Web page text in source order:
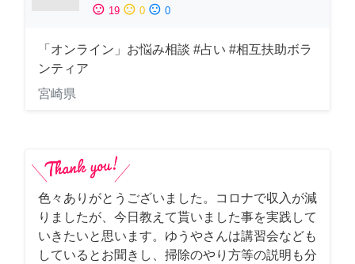
sentiment_satisfied 19 sentiment_neutral 0 sentiment_dissatisfied 0
「オンライン」お悩み相談 #占い #相互扶助ボラ
ンティア
宮崎県
色々ありがとうございました。コロナで収入が減
りましたが、今日教えて貰いました事を実践して
いきたいと思います。ゆうやさんは講習会なども
しているとお聞きし、掃除のやり方等の説明も分